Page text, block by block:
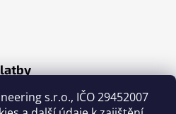
s.r.o., IČO 29452007